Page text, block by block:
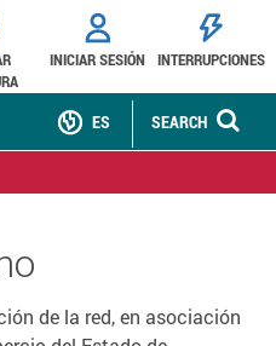
INICIAR SESIÓN INTERRUPCIONES
SEARCH
ES
de la red, en asociación